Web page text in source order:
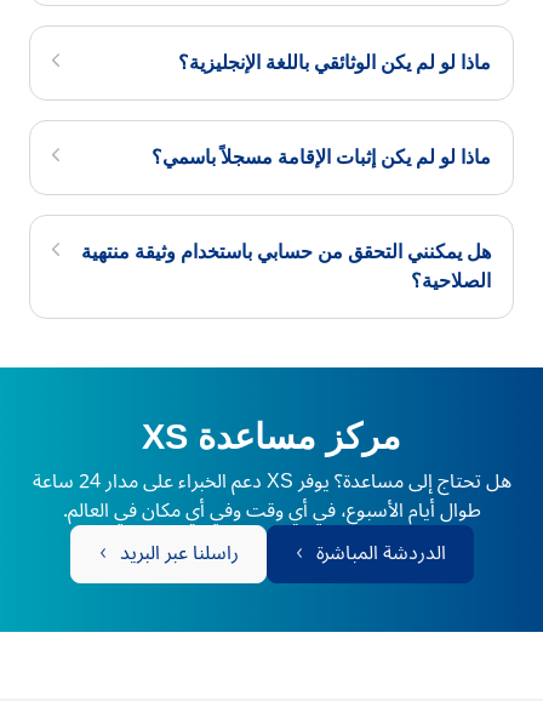
ماذا لو لم يكن الوثائقي باللغة الإنجليزية؟
ماذا لو لم يكن إثبات الإقامة مسجلاً باسمي؟
هل يمكنني التحقق من حسابي باستخدام وثيقة منتهية
الصلاحية؟
مركز مساعدة XS
هل تحتاج إلى مساعدة؟ يوفر XS دعم الخبراء على مدار 24 ساعة
طوال أيام الأسبوع، في أي وقت وفي أي مكان في العالم.
الدردشة المباشرة
راسلنا عبر البريد